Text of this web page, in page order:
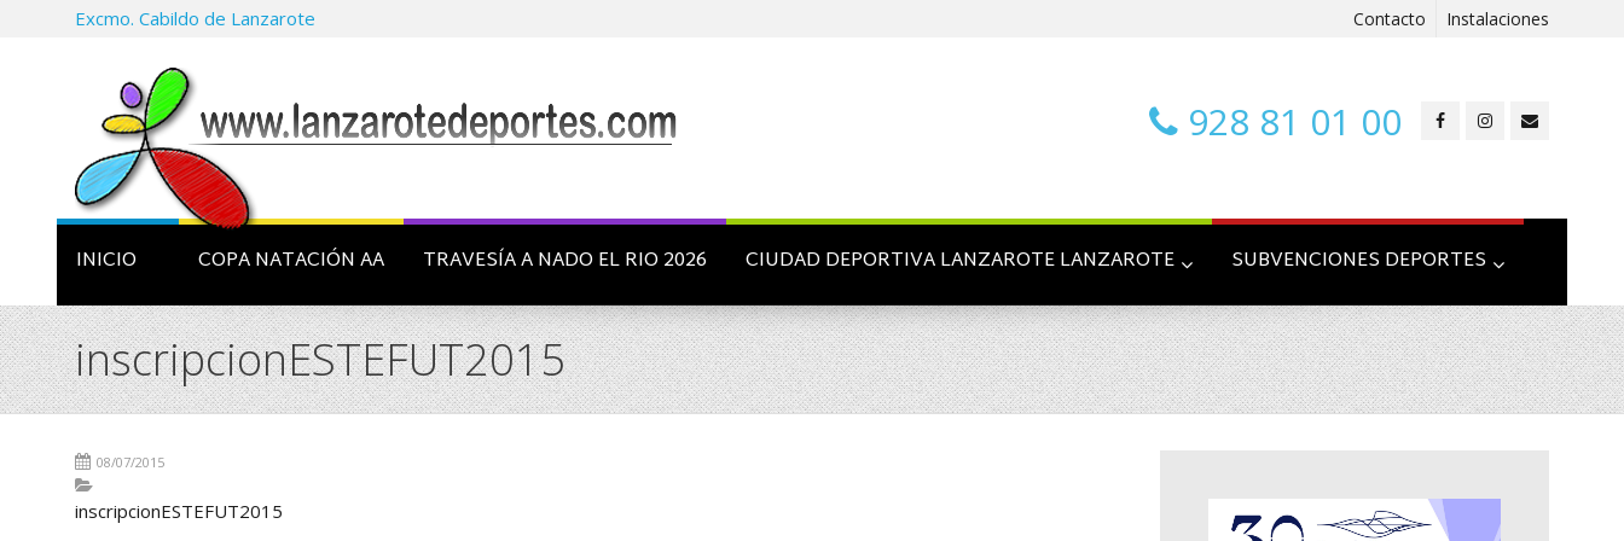
Excmo. Cabildo de Lanzarote Contacto Instalaciones
928 81 01 00
INICIO COPA NATACIÓN AA TRAVESÍA A NADO EL RIO 2026 CIUDAD DEPORTIVA LANZAROTE LANZAROTE SUBVENCIONES DEPORTES
inscripcionESTEFUT2015
08/07/2015
inscripcionESTEFUT2015